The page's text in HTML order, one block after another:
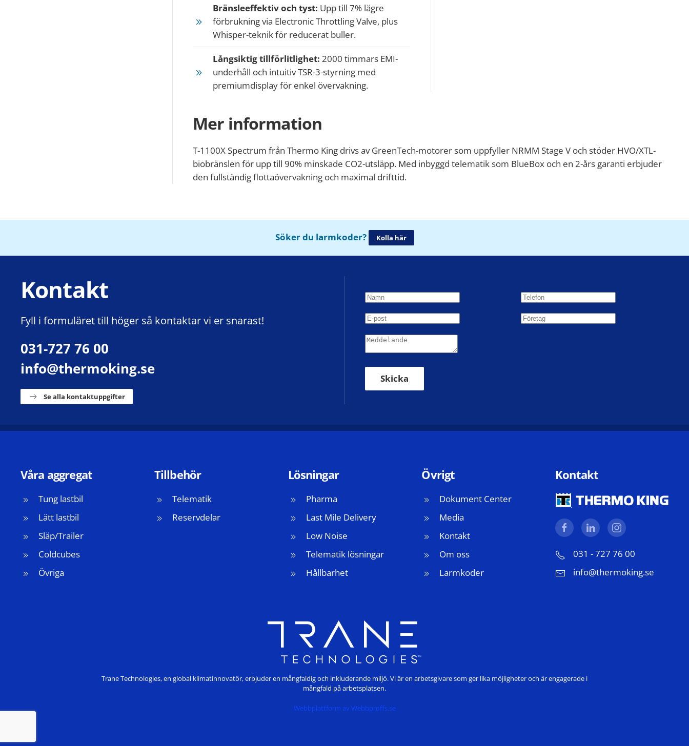
Bränsleeffektiv och tyst: Upp till 7% lägre
förbrukning via Electronic Throttling Valve, plus
Whisper-teknik för reducerat buller.
Långsiktig tillförlitlighet: 2000 timmars EMI-
underhåll och intuitiv TSR-3-styrning med
premiumdisplay för enkel övervakning.
Mer information
T-1100X Spectrum från Thermo King drivs av GreenTech-motorer som uppfyller NRMM Stage V och stöder HVO/XTL-
biobränslen för upp till 90% minskade CO2-utsläpp. Med inbyggd telematik som BlueBox och en 2-års garanti erbjuder
den fullständig flottaövervakning och maximal drifttid.
Söker du larmkoder? Kolla här
Kontakt
Fyll i formuläret till höger så kontaktar vi er snarast!
031-727 76 00
info@thermoking.se
Se alla kontaktuppgifter
Skicka
Våra aggregat
Tung lastbil
Lätt lastbil
Släp/Trailer
Coldcubes
Övriga
Tillbehör
Telematik
Reservdelar
Lösningar
Pharma
Last Mile Delivery
Low Noise
Telematik lösningar
Hållbarhet
Övrigt
Dokument Center
Media
Kontakt
Om oss
Larmkoder
Kontakt
031 - 727 76 00
info@thermoking.se
Trane Technologies, en global klimatinnovatör, erbjuder en mångfaldig och inkluderande miljö. Vi är en arbetsgivare som ger lika möjligheter och är engagerade i
mångfald på arbetsplatsen.
Webbplattform avWebbproffs.se